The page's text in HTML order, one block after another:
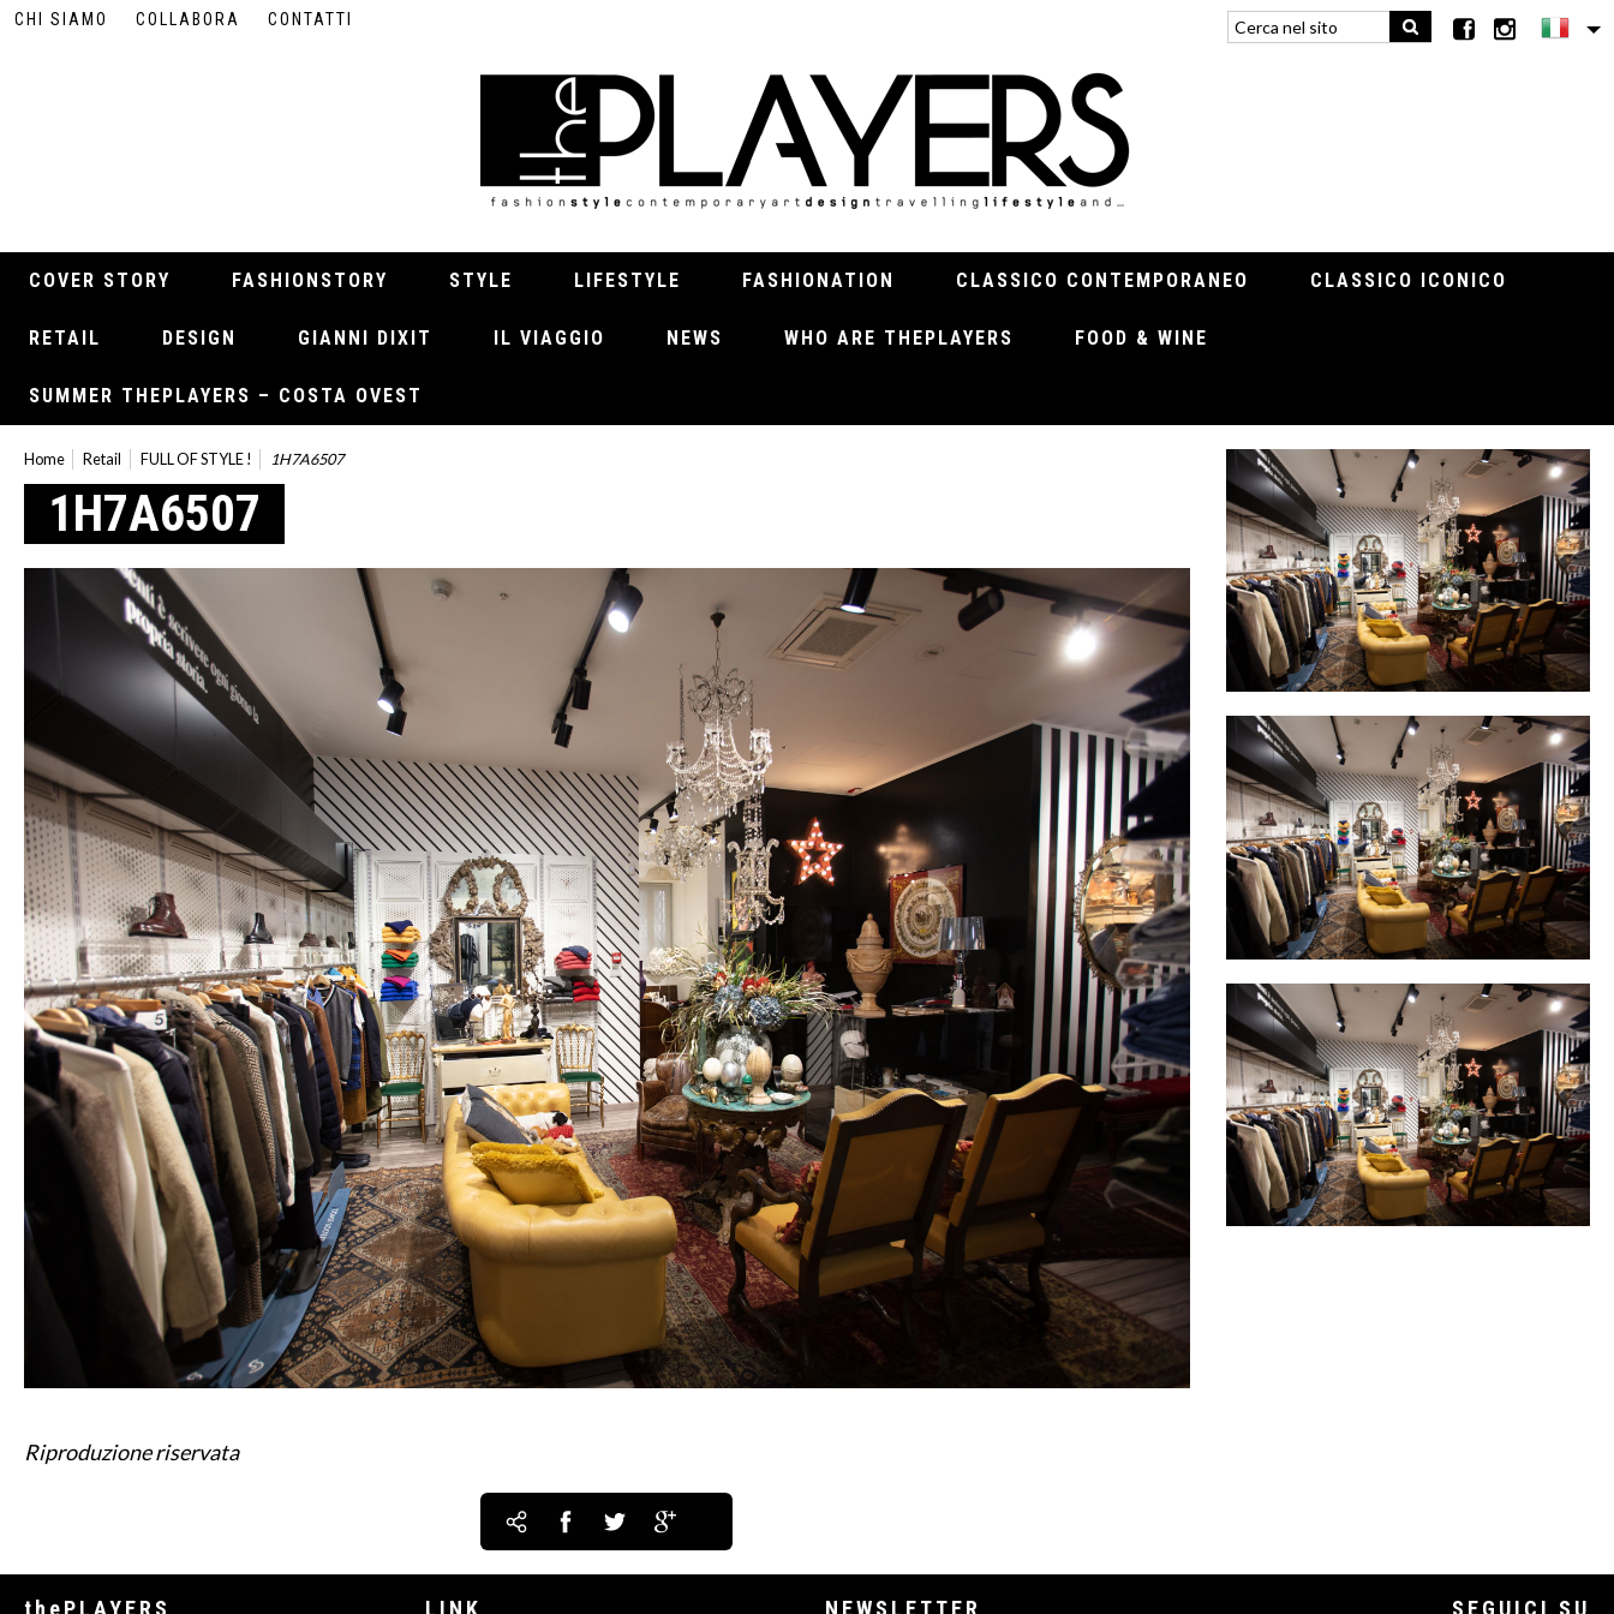
CHI SIAMO COLLABORA CONTATTI
COVER STORY FASHIONSTORY STYLE LIFESTYLE FASHIONATION CLASSICO CONTEMPORANEO CLASSICO ICONICO
RETAIL DESIGN GIANNI DIXIT IL VIAGGIO NEWS WHO ARE THEPLAYERS FOOD & WINE
SUMMER THEPLAYERS – COSTA OVEST
Home Retail FULL OF STYLE ! 1H7A6507
1H7A6507
Riproduzione riservata
thePLAYERS LINK NEWSLETTER SEGUICI SU